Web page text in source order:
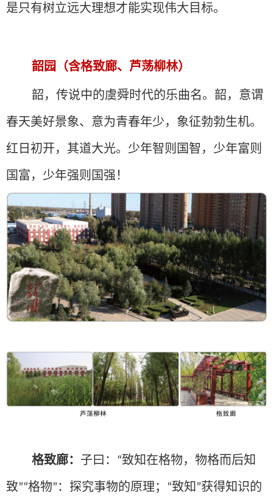
是只有树立远大理想才能实现伟大目标。
韶园（含格致廊、芦荡柳林）
韶，传说中的虞舜时代的乐曲名。韶， 意谓
春天美好景象、意为青春年少，象征勃勃生机。
红日初开，其道大光。少年智则国智，少年富则
国富，少年强则国强！
格致廊： 子曰： “致知在格物，物格而后知
致”“格物” ：探究事物的原理； “致知 ”获得知识的